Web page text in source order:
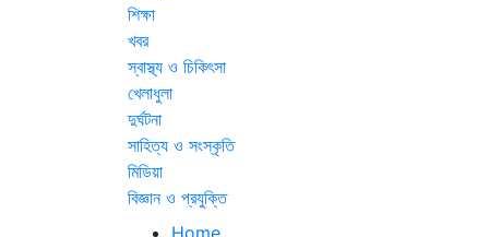
শিক্ষা
খবর
স্বাস্থ্য ও চিকিৎসা
খেলাধুলা
দুর্ঘটনা
সাহিত্য ও সংস্কৃতি
মিডিয়া
বিজ্ঞান ও প্রযুক্তি
Home